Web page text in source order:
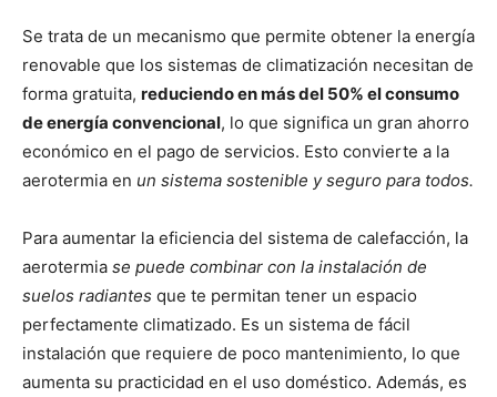
Se trata de un mecanismo que permite obtener la energía
renovable que los sistemas de climatización necesitan de
forma gratuita, reduciendo en más del 50% el consumo
de energía convencional, lo que significa un gran ahorro
económico en el pago de servicios. Esto convierte a la
aerotermia en un sistema sostenible y seguro para todos.
Para aumentar la eficiencia del sistema de calefacción, la
aerotermia se puede combinar con la instalación de
suelos radiantes que te permitan tener un espacio
perfectamente climatizado. Es un sistema de fácil
instalación que requiere de poco mantenimiento, lo que
aumenta su practicidad en el uso doméstico. Además, es